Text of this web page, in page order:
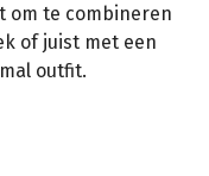
om te combineren
of juist met een
outfit.